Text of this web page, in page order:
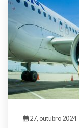
27, outubro 2024